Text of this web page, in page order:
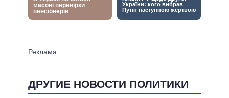
ДРУГИЕ НОВОСТИ ПОЛИТИКИ